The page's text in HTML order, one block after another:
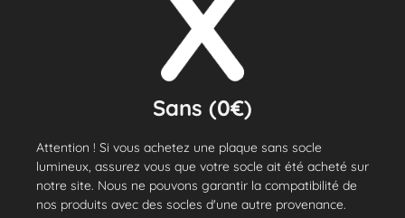
Sans (0€)
Attention ! Si vous achetez une plaque sans socle
lumineux, assurez vous que votre socle ait été acheté sur
notre site. Nous ne pouvons garantir la compatibilité de
nos produits avec des socles d'une autre provenance.